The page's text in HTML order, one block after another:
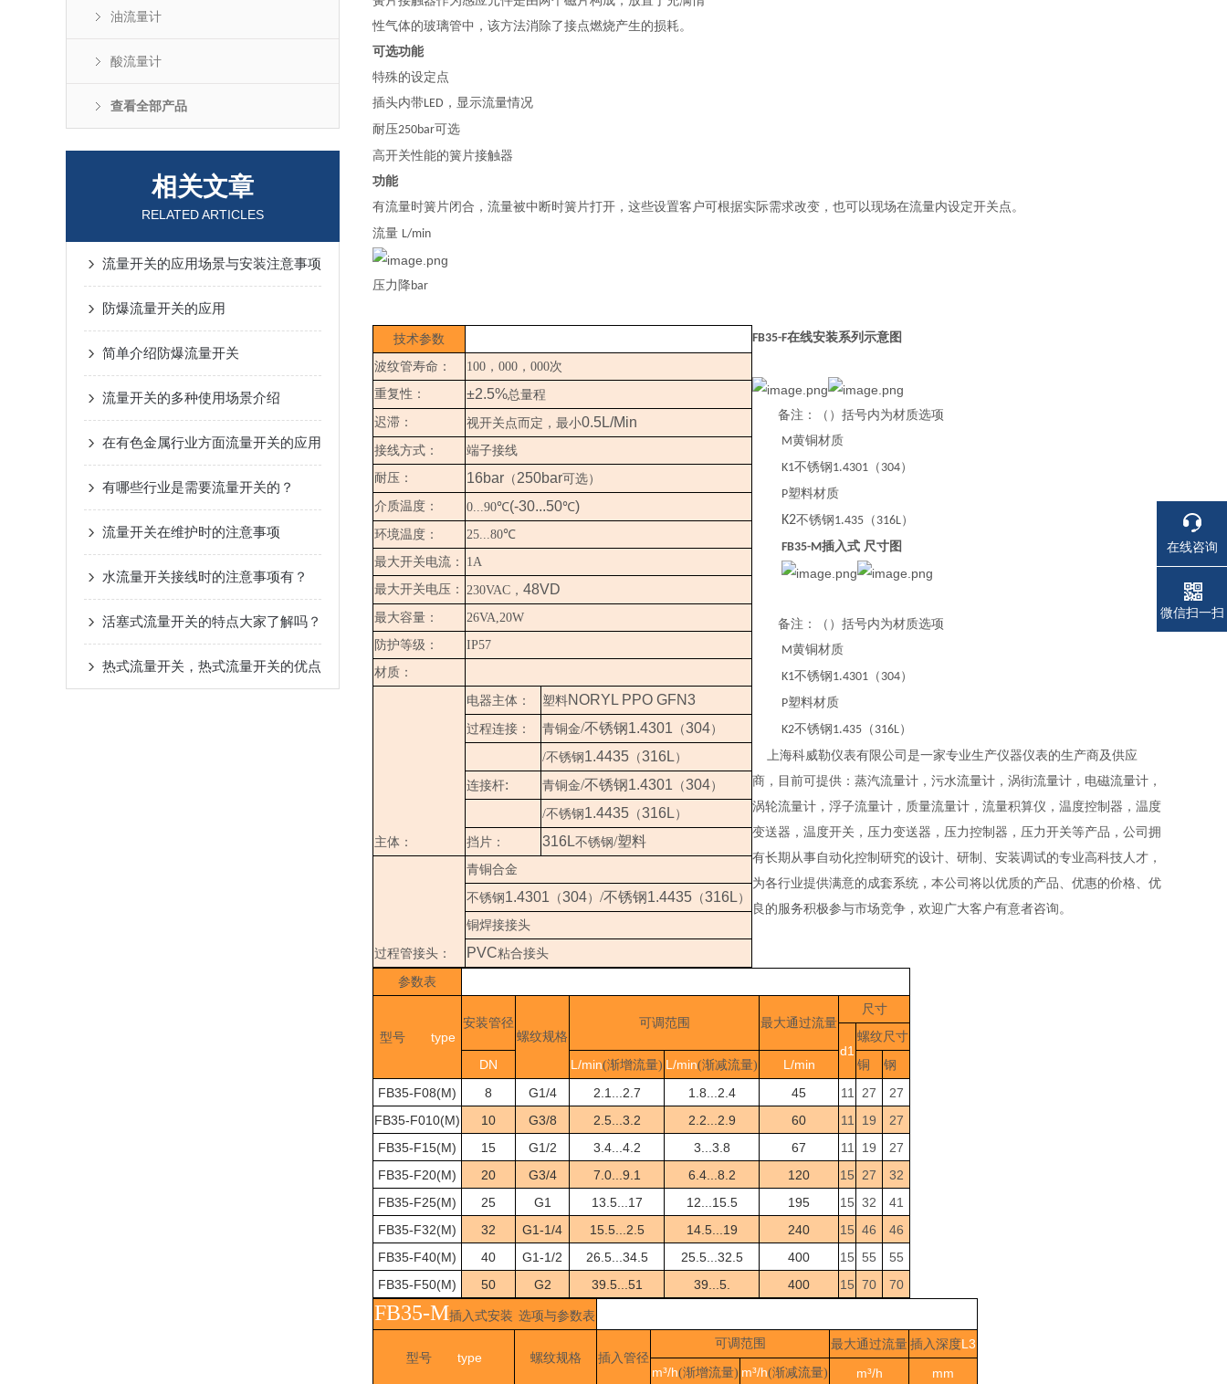
油流量计
酸流量计
查看全部产品
相关文章
RELATED ARTICLES
流量开关的应用场景与安装注意事项
防爆流量开关的应用
简单介绍防爆流量开关
流量开关的多种使用场景介绍
在有色金属行业方面流量开关的应用
有哪些行业是需要流量开关的？
流量开关在维护时的注意事项
水流量开关接线时的注意事项有？
活塞式流量开关的特点大家了解吗？
热式流量开关，热式流量开关的优点
性气体的玻璃管中，该方法消除了接点燃烧产生的损耗。
可选功能
特殊的设定点
插头内带LED ，显示流量情况
耐压250bar可选
高开关性能的簧片接触器
功能
有流量时簧片闭合，流量被中断时簧片打开，这些设置客户可根据实际需求改变，也可以现场在流量内设定开关点。
流量 L/min
压力降bar
技术参数
波纹管寿命：
100，000，000次
重复性：
±2.5%总量程
迟滞：
视开关点而定，最小0.5L/Min
接线方式：
端子接线
耐压：
16bar （ 250bar可选）
介质温度：
0...90℃(-30...50℃)
环境温度： 25...80℃
最大开关电流：
1A
最大开关电压： 230VAC ， 48VD
最大容量：
26VA,20W
防护等级：
IP57
材质：
主体：
电器主体： 塑料NORYL PPO GFN3
过程连接： 青铜金/不锈钢1.4301 （304）
/不锈钢 1.4435 （316L ）
连接杆: 青铜金/不锈钢1.4301 （304）
/不锈钢 1.4435 （316L ）
挡片： 316L不锈钢/塑料
过程管接头：
青铜合金
不锈钢 1.4301 （304） /不锈钢1.4435 （316L ）
铜焊接接头
PVC粘合接头
FB35-F在线安装系列示意图
参数表
型号 type
安装管径
螺纹规格
可调范围 最大通过流量
尺寸
d1
螺纹尺寸
DN L/min(渐增流量) L/min(渐减流量) L/min 铜 钢
FB35-F08(M) 8 G1/4 2.1...2.7 1.8...2.4 45 11 27
27
FB35-F010(M)
10 G3/8 2.5...3.2 2.2...2.9 60 11 19
27
FB35-F15(M)
15 G1/2 3.4...4.2 3...3.8 67 11 19
27
FB35-F20(M)
20 G3/4 7.0...9.1 6.4...8.2 120 15 27
32
FB35-F25(M)
25 G1 13.5...17 12...15.5 195 15 32
41
FB35-F32(M)
32 G1-1/4 15.5...2.5 14.5...19 240 15 46
46
FB35-F40(M)
40 G1-1/2 26.5...34.5 25.5...32.5 400 15 55
55
FB35-F50(M)
50 G2 39.5...51 39...5. 400 15 70 70
备注：（）括号内为材质选项
M黄铜材质
K1不锈钢 1.4301 （ 304）
P塑料材质
K2不锈钢 1.435 （ 316L）
FB35-M插入式 尺寸图
FB35-M插入式安装 选项与参数表
型号 type 螺纹规格 插入管径
可调范围 最大通过流量 插入深度L3
m³/h(渐增流量) m³/h(渐减流量) m³/h mm
备注：（）括号内为材质选项
M黄铜材质
K1不锈钢 1.4301 （ 304）
P塑料材质
K2不锈钢 1.435 （ 316L）
上海科威勒仪表有限公司是一家专业生产仪器仪表的生产商及供应
商，目前可提供：蒸汽流量计，污水流量计，涡街流量计，电磁流量计，
涡轮流量计，浮子流量计，质量流量计，流量积算仪，温度控制器，温度
变送器，温度开关，压力变送器，压力控制器，压力开关等产品，公司拥
有长期从事自动化控制研究的设计、研制、安装调试的专业高科技人才，
为各行业提供满意的成套系统，本公司将以优质的产品、优惠的价格、优
良的服务积极参与市场竞争，欢迎广大客户有意者咨询。
在线咨询
微信扫一扫